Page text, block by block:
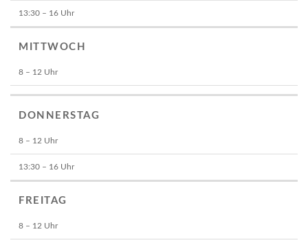
13:30 – 16 Uhr
MITTWOCH
8 – 12 Uhr
DONNERSTAG
8 – 12 Uhr
13:30 – 16 Uhr
FREITAG
8 – 12 Uhr